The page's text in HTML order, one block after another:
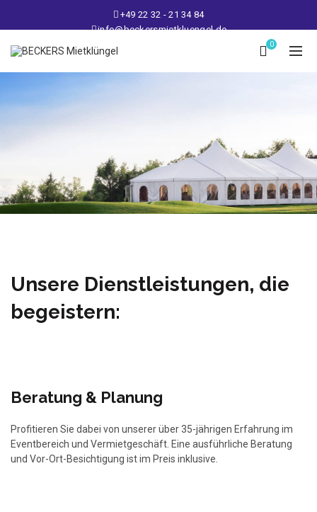
+49 22 32 - 21 34 84
info@beckersmietkluengel.de
Lager: Gutenbergstraße 1 - 50389 Wesseling
Mo - Fr: 9 – 17 Uhr, Sa: 9 – 12 Uhr
0
Unsere Dienstleistungen, die
begeistern:
Beratung & Planung
Profitieren Sie dabei von unserer über 35-jährigen Erfahrung im
Eventbereich und Vermietgeschäft. Eine ausführliche Beratung
und Vor-Ort-Besichtigung ist im Preis inklusive.